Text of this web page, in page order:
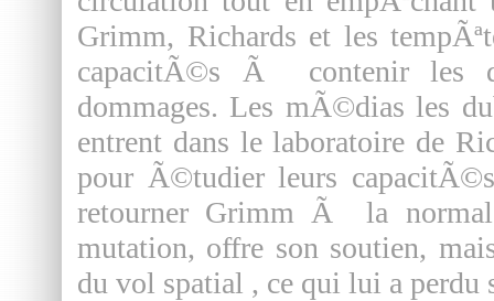
Grimm, Richards et les
capacitÃ©s Ã contenir les
dommages. Les mÃ©dias les
entrent dans le laboratoire de
pour Ã©tudier leurs
retourner Grimm Ã la
mutation, offre son soutien,
du vol spatial , ce qui lui a perdu